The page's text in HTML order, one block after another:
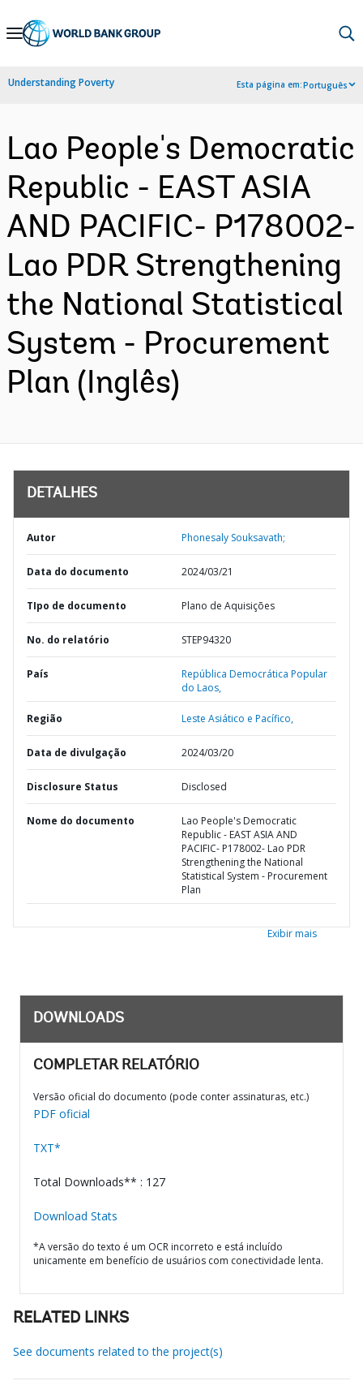
Skip
Navigation
Understanding Poverty Esta página em:Português
Lao People's Democratic
Republic - EAST ASIA
AND PACIFIC- P178002-
Lao PDR Strengthening
the National Statistical
System - Procurement
Plan (Inglês)
DETALHES
Autor Phonesaly Souksavath;
Data do documento 2024/03/21
TIpo de documento Plano de Aquisições
No. do relatório STEP94320
País
República Democrática Popular
do Laos,
Região Leste Asiático e Pacífico,
Data de divulgação 2024/03/20
Disclosure Status Disclosed
Nome do documento
Lao People's Democratic
Republic - EAST ASIA AND
PACIFIC- P178002- Lao PDR
Strengthening the National
Statistical System - Procurement
Plan
Exibir mais
DOWNLOADS
COMPLETAR RELATÓRIO
Versão oficial do documento (pode conter assinaturas, etc.)
PDF oficial
TXT*
Total Downloads** : 127
Download Stats
*A versão do texto é um OCR incorreto e está incluído
unicamente em benefício de usuários com conectividade lenta.
RELATED LINKS
See documents related to the project(s)